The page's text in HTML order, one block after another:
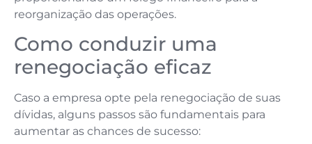
reorganização das operações.
Como conduzir uma
renegociação eficaz
Caso a empresa opte pela renegociação de suas
dívidas, alguns passos são fundamentais para
aumentar as chances de sucesso: